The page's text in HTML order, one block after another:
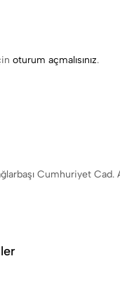
oturum açmalısınız.
Cumhuriyet Cad.